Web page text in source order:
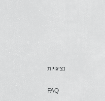
נציגויות
FAQ